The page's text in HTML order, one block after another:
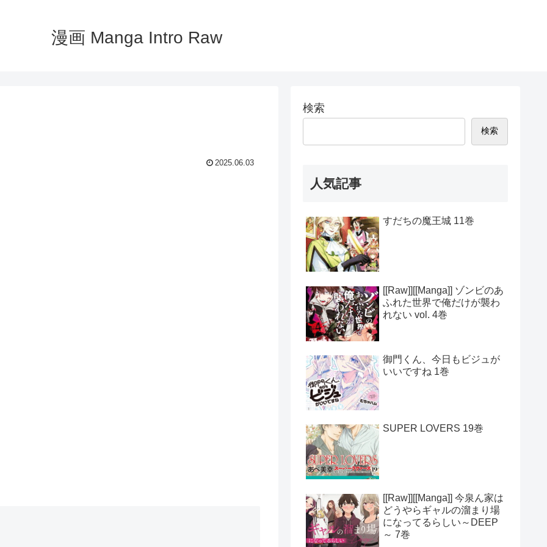
漫画 Manga Intro Raw
2025.06.03
検索
検索
人気記事
すだちの魔王城 11巻
[[Raw]][[Manga]] ゾンビのあ
ふれた世界で俺だけが襲わ
れない vol. 4巻
御門くん、今日もビジュが
いいですね 1巻
SUPER LOVERS 19巻
[[Raw]][[Manga]] 今泉ん家は
どうやらギャルの溜まり場
になってるらしい～DEEP
～ 7巻